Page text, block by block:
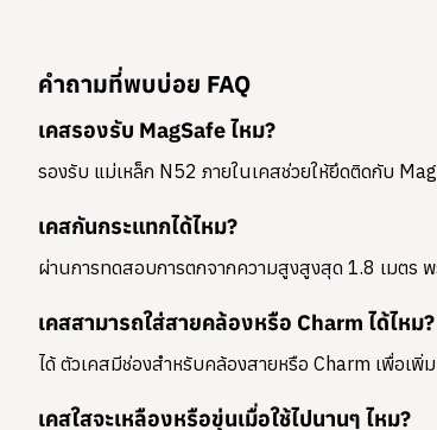
คำถามที่พบบ่อย FAQ
เคสรองรับ MagSafe ไหม?
รองรับ แม่เหล็ก N52 ภายในเคสช่วยให้ยึดติดกับ
เคสกันกระแทกได้ไหม?
ผ่านการทดสอบการตกจากความสูงสูงสุด 1.8 เมตร
เคสสามารถใส่สายคล้องหรือ Charm ได้ไหม?
ได้ ตัวเคสมีช่องสำหรับคล้องสายหรือ Charm เพื่อเ
เคสใสจะเหลืองหรือขุ่นเมื่อใช้ไปนานๆ ไหม?